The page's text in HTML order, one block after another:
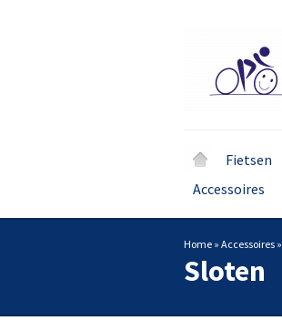
Fietsen
Accessoires
Home » Accessoires »
Sloten